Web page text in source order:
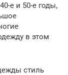
е и 50-е годы,
в этом
стиль